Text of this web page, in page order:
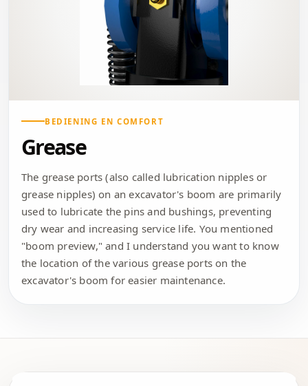
BEDIENING EN COMFORT
Grease
The grease ports (also called lubrication nipples or
grease nipples) on an excavator's boom are primarily
used to lubricate the pins and bushings, preventing
dry wear and increasing service life. You mentioned
"boom preview," and I understand you want to know
the location of the various grease ports on the
excavator's boom for easier maintenance.